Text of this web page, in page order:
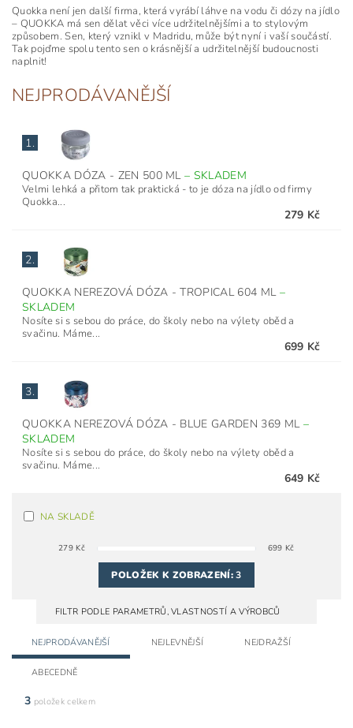
Quokka není jen další firma, která vyrábí láhve na vodu či dózy na jídlo
– QUOKKA má sen dělat věci více udržitelnějšími a to stylovým
způsobem. Sen, který vznikl v Madridu, může být nyní i vaší součástí.
Tak pojďme spolu tento sen o krásnější a udržitelnější budoucnosti
naplnit!
NEJPRODÁVANĚJŠÍ
1.
QUOKKA DÓZA - ZEN 500 ML– SKLADEM
Velmi lehká a přitom tak praktická - to je dóza na jídlo od firmy
Quokka...
279 Kč
2.
QUOKKA NEREZOVÁ DÓZA - TROPICAL 604 ML –
SKLADEM
Nosíte si s sebou do práce, do školy nebo na výlety oběd a
svačinu. Máme...
699 Kč
3.
QUOKKA NEREZOVÁ DÓZA - BLUE GARDEN 369 ML –
SKLADEM
Nosíte si s sebou do práce, do školy nebo na výlety oběd a
svačinu. Máme...
649 Kč
NA SKLADĚ
279 Kč 699 Kč
POLOŽEK K ZOBRAZENÍ:3
FILTR PODLE PARAMETRŮ, VLASTNOSTÍ A VÝROBCŮ
NEJPRODÁVANĚJŠÍ NEJLEVNĚJŠÍ NEJDRAŽŠÍ
ABECEDNĚ
3 položek celkem